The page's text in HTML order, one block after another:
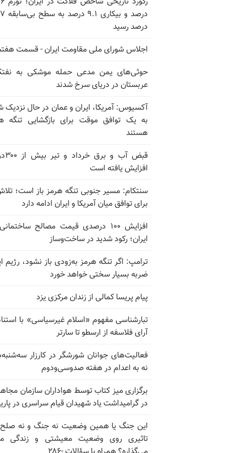
درصد و
درصد رسید
اجلاس شورای ملی مقاومت ایران - قسمت
حوثی‌های یمن مدعی حمله موشکی به
عربستان در دریای سرخ شدند
آکسیوس: آمریکا، ایران و عمان در حال
به یک توافق موقت برای بازگشایی تنگه
هستند
قبض
افزایش یافته است
سنتکام: مسیر جنوبی تنگه هرمز باز است؛
برای توافق میان آمریکا و ایران ادامه دارد
افزایش ۱۰۰ درصدی قیمت مصالح
ایران؛ رکود شدید در ساخت‌وساز
ترامپ: اگر تنگه هرمز به‌زودی باز نشود، رژیم
ضربه بسیار سختی خواهد خورد
پیام پریسا کمالی از زندان مرکزی یزد
تبارشناسی مفهوم «اسلام غیرسیاسی» با
آرای فلاسفه از ارسطو تا سارتر
فعالیت‌های جوانان شورشگر در کارزار
نه به اعدام در هفته صدوسی‌و‌دوم
برگزاری میز کتاب توسط هواداران سازمان
در گرامیداشت یاد شهیدان قیام سراسری در
این جنگ یا همین وضعیت نه جنگ و نه
تاثیری روی وضعیت معیشتی و زندگی